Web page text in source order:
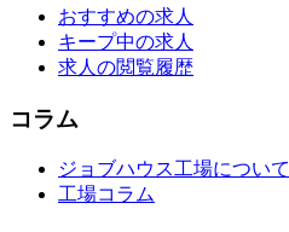
おすすめの求人
キープ中の求人
求人の閲覧履歴
コラム
ジョブハウス工場について
工場コラム